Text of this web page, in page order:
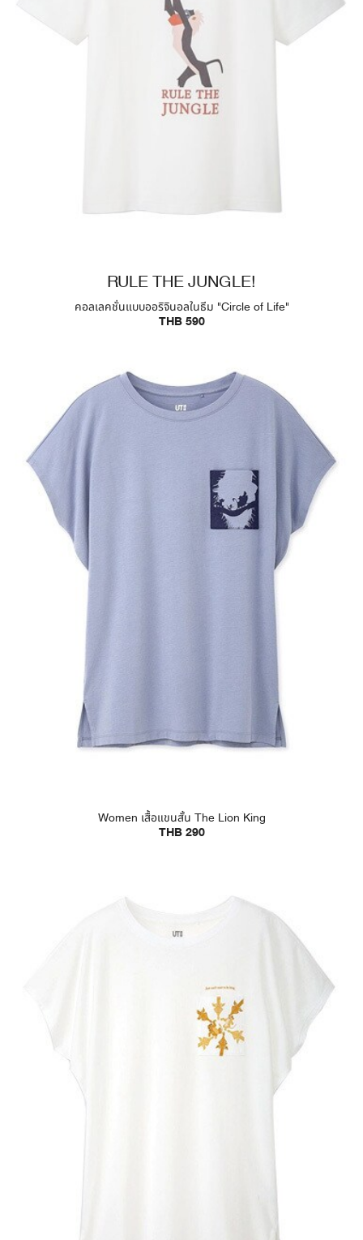
RULE THE JUNGLE!
คอลเลคชั่นแบบออริจินอลในธีม "Circle of Life"
THB 590
Women เสื้อแขนสั้น The Lion King
THB 290